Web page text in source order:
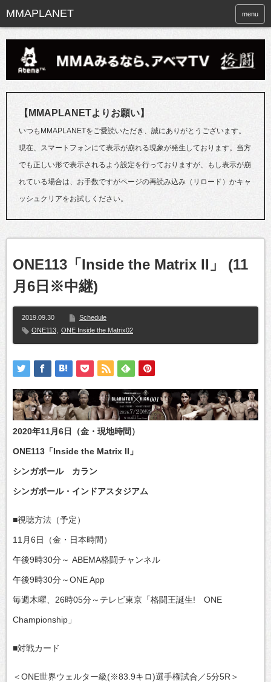
menu
【MMAPLANETよりお願い】
いつもMMAPLANETをご愛読いただき、誠にありがとうございます。
現在、スマートフォンにて表示が崩れる現象が発生しております。当方
でも正しい形で表示されるよう設定を行っておりますが、もし表示が崩
れている場合は、お手数ですがページの再読み込み（リロード）かキャ
ッシュクリアをお試しください。
ONE113「Inside the Matrix II」 (11
月6日※中継)
2019.09.30
Schedule
ONE113
ONE Inside the Matrix02
2020年11月6日（金・現地時間）
ONE113「Inside the Matrix II」
シンガポール カラン
シンガポール・インドアスタジアム
■視聴方法（予定）
11月6日（金・日本時間）
午後9時30分～ ABEMA格闘チャンネル
午後9時30分～ONE App
毎週木曜、26時05分～テレビ東京「格闘王誕生! ONE
Championship」
■対戦カード
＜ONE世界ウェルター級(※83.9キロ)選手権試合／5分5R＞